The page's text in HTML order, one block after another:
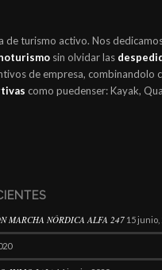
de turismo activo. Nos
sin olvidar las
de empresa, combinandolo
como puedenser: Kayak,
MARCHA NÓRDICA ALFA 247 15 junio,